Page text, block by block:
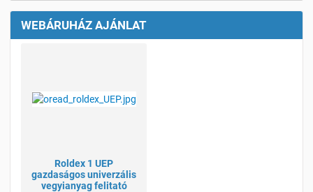
WEBÁRUHÁZ AJÁNLAT
Roldex 1 UEP
gazdaságos univerzális
vegyianyag felitató